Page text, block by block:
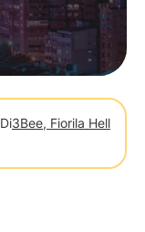
Di3Bee, Fiorila Hell